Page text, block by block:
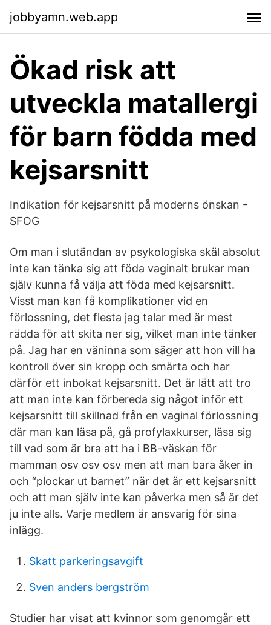
jobbyamn.web.app
Ökad risk att
utveckla matallergi
för barn födda med
kejsarsnitt
Indikation för kejsarsnitt på moderns önskan -
SFOG
Om man i slutändan av psykologiska skäl absolut
inte kan tänka sig att föda vaginalt brukar man
själv kunna få välja att föda med kejsarsnitt.
Visst man kan få komplikationer vid en
förlossning, det flesta jag talar med är mest
rädda för att skita ner sig, vilket man inte tänker
på. Jag har en väninna som säger att hon vill ha
kontroll över sin kropp och smärta och har
därför ett inbokat kejsarsnitt. Det är lätt att tro
att man inte kan förbereda sig något inför ett
kejsarsnitt till skillnad från en vaginal förlossning
där man kan läsa på, gå profylaxkurser, läsa sig
till vad som är bra att ha i BB-väskan för
mamman osv osv osv men att man bara åker in
och “plockar ut barnet” när det är ett kejsarsnitt
och att man själv inte kan påverka men så är det
ju inte alls. Varje medlem är ansvarig för sina
inlägg.
Skatt parkeringsavgift
Sven anders bergström
Studier har visat att kvinnor som genomgår ett